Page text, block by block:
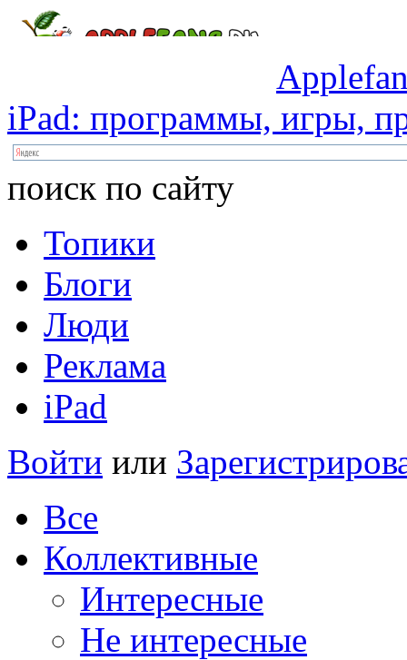
iPad: программы, игры,
поиск по сайту
Топики
Блоги
Люди
Реклама
iPad
Войти или
Все
Коллективные
Интересные
Не интересные